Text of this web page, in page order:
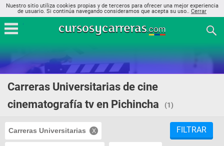
Nuestro sitio utiliza cookies propias y de terceros para ofrecer una mejor experiencia
de usuario. Si continúa navegando consideramos que acepta su uso.. Cerrar
Carreras Universitarias de cine
cinematografía tv en Pichincha
(1)
Carreras Universitarias FILTRAR